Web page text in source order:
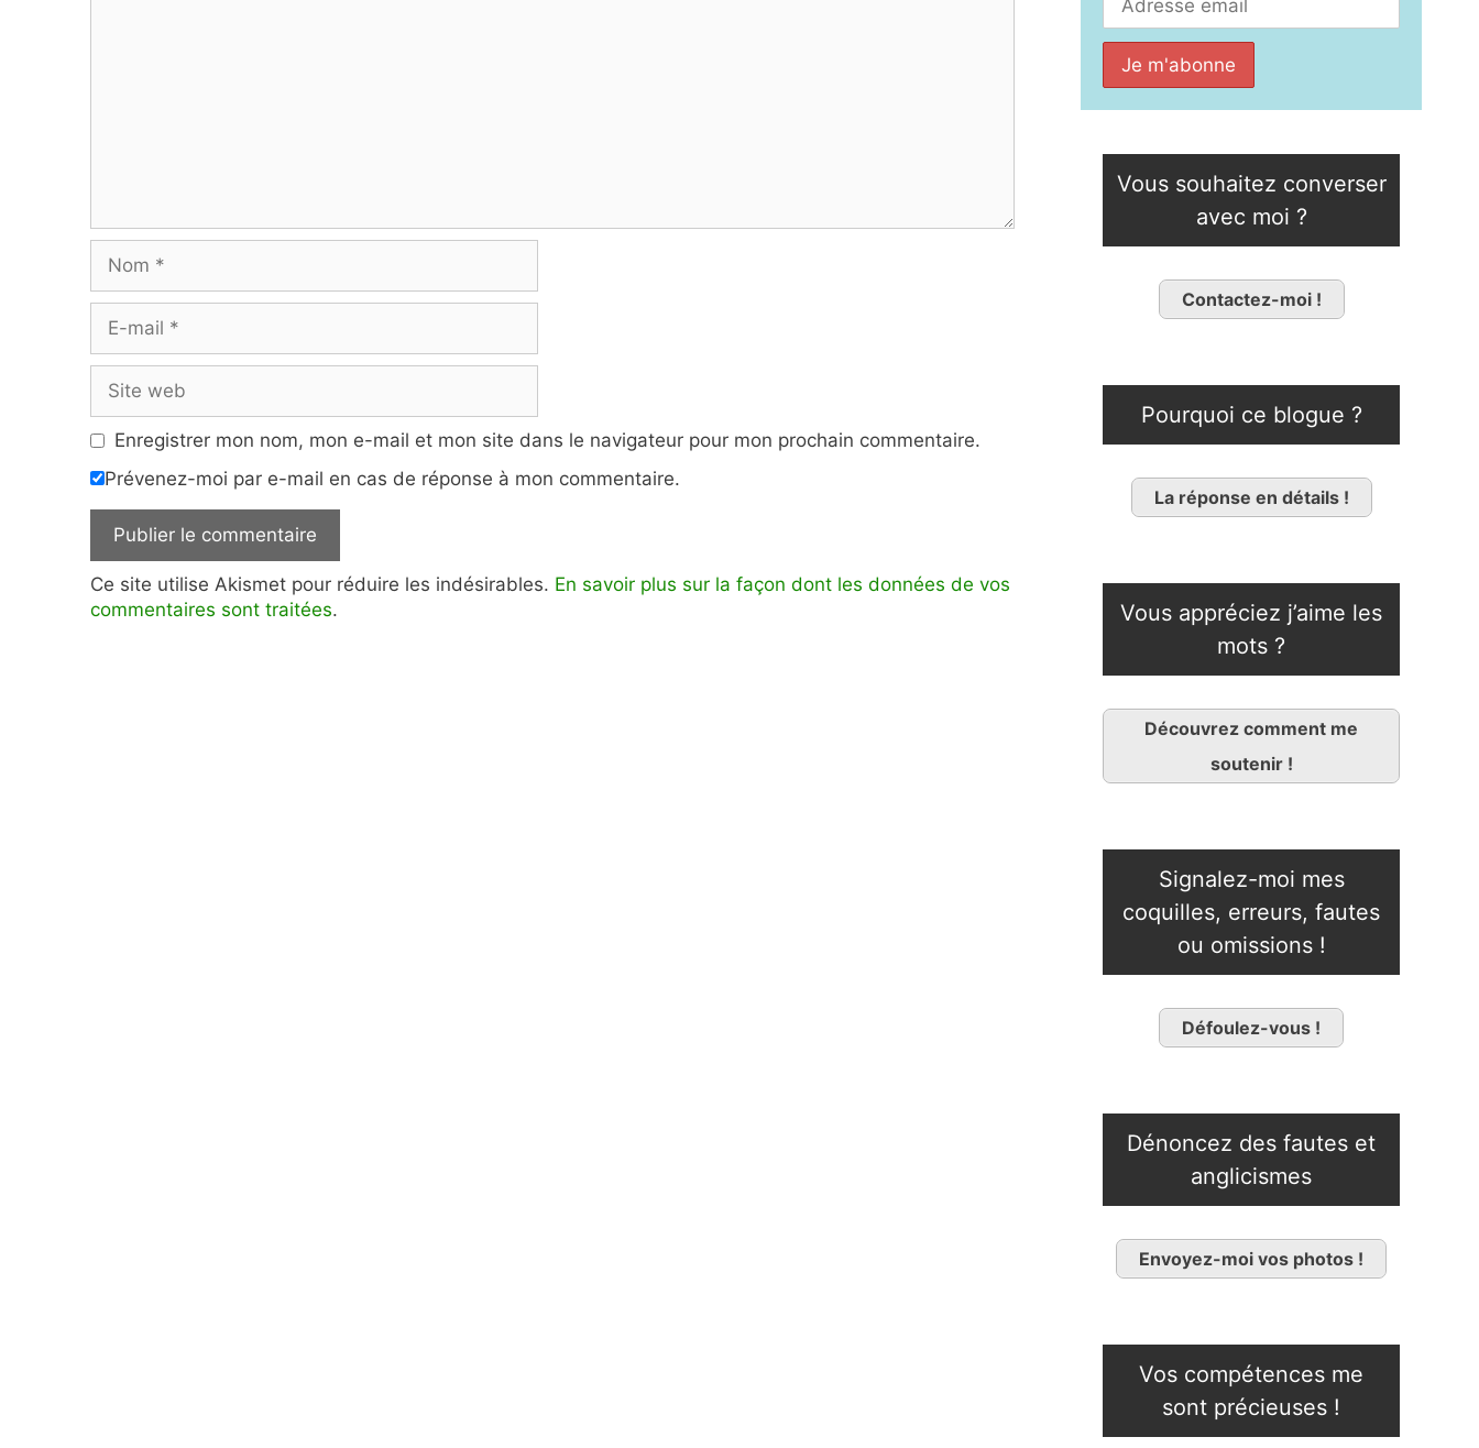
mail
web
Enregistrer mon nom, mon e-mail et mon site dans le navigateur pour mon prochain commentaire.
Prévenez-moi par e-mail en cas de réponse à mon commentaire.
Ce site utilise Akismet pour réduire les indésirables. En savoir plus sur la façon dont les données de vos
commentaires sont traitées.
Vous souhaitez converser
avec moi ?
Contactez-moi !
Pourquoi ce blogue ?
La réponse en détails !
Vous appréciez j’aime les
mots ?
Découvrez comment me
soutenir !
Signalez-moi mes
coquilles, erreurs, fautes
ou omissions !
Défoulez-vous !
Dénoncez des fautes et
anglicismes
Envoyez-moi vos photos !
Vos compétences me
sont précieuses !